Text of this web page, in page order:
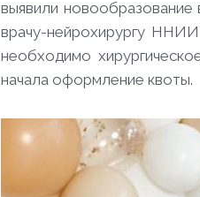
выявили новообразование
врачу-нейрохирургу
необходимо
начала оформление квоты.